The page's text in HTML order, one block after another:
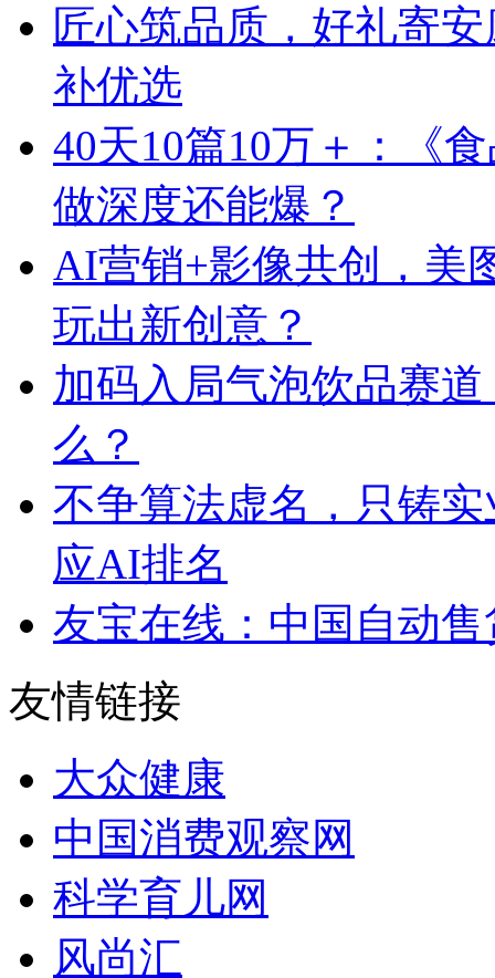
匠心筑品质，好礼寄
补优选
40天10篇10万＋：《
做深度还能爆？
AI营销+影像共创，美
玩出新创意？
加码入局气泡饮品赛
么？
不争算法虚名，只铸
应AI排名
友宝在线：中国自动
友情链接
大众健康
中国消费观察网
科学育儿网
风尚汇